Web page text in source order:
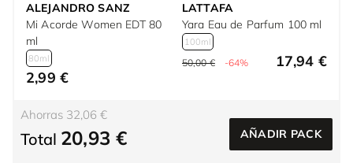
ALEJANDRO SANZ
Mi Acorde Women EDT 80
ml
80ml
2,99 €
LATTAFA
Yara Eau de Parfum 100 ml
100ml
50,00 € -64% 17,94 €
Ahorras 32,06 €
Total 20,93 € AÑADIR PACK